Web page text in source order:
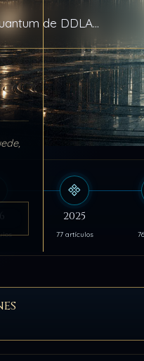
2025
77 artículos